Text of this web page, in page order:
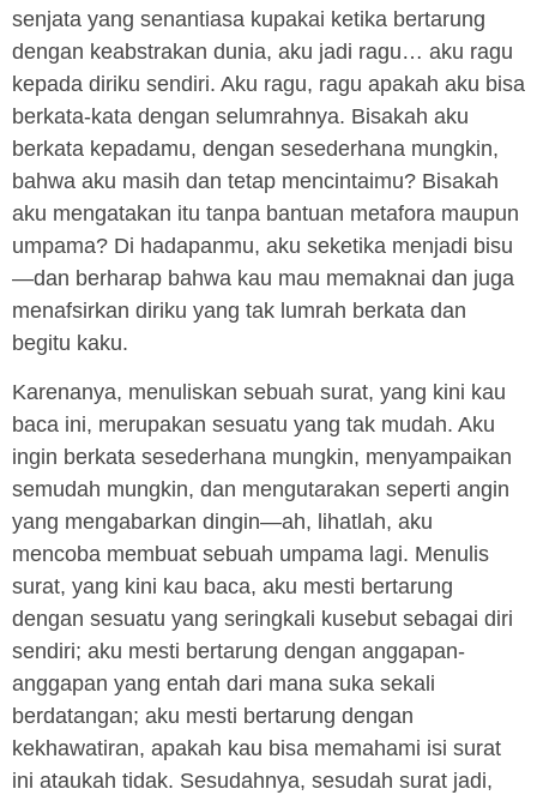
senjata yang senantiasa kupakai ketika bertarung
dengan keabstrakan dunia, aku jadi ragu… aku ragu
kepada diriku sendiri. Aku ragu, ragu apakah aku bisa
berkata-kata dengan selumrahnya. Bisakah aku
berkata kepadamu, dengan sesederhana mungkin,
bahwa aku masih dan tetap mencintaimu? Bisakah
aku mengatakan itu tanpa bantuan metafora maupun
umpama? Di hadapanmu, aku seketika menjadi bisu
—dan berharap bahwa kau mau memaknai dan juga
menafsirkan diriku yang tak lumrah berkata dan
begitu kaku.
Karenanya, menuliskan sebuah surat, yang kini kau
baca ini, merupakan sesuatu yang tak mudah. Aku
ingin berkata sesederhana mungkin, menyampaikan
semudah mungkin, dan mengutarakan seperti angin
yang mengabarkan dingin—ah, lihatlah, aku
mencoba membuat sebuah umpama lagi. Menulis
surat, yang kini kau baca, aku mesti bertarung
dengan sesuatu yang seringkali kusebut sebagai diri
sendiri; aku mesti bertarung dengan anggapan-
anggapan yang entah dari mana suka sekali
berdatangan; aku mesti bertarung dengan
kekhawatiran, apakah kau bisa memahami isi surat
ini ataukah tidak. Sesudahnya, sesudah surat jadi,